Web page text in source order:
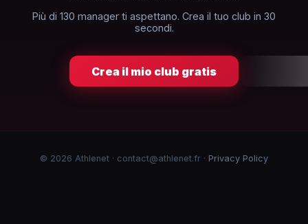
Più di 130 manager ti aspettano. Crea il tuo club in 30
secondi.
Crea il mio club gratis
© 2026 Athlenet · contact@athlenet.fr · Privacy Policy